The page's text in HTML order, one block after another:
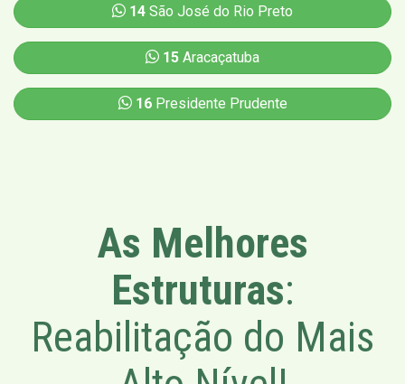
14 São José do Rio Preto
15 Aracaçatuba
16Presidente Prudente
As Melhores
Estruturas:
Reabilitação do Mais